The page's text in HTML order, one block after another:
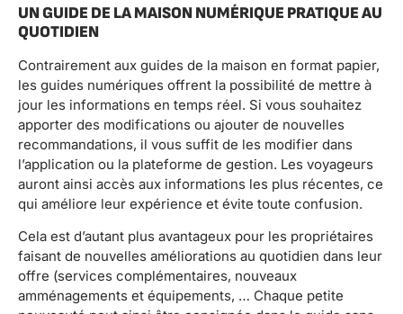
UN GUIDE DE LA MAISON NUMÉRIQUE PRATIQUE AU
QUOTIDIEN
Contrairement aux guides de la maison en format papier,
les guides numériques offrent la possibilité de mettre à
jour les informations en temps réel. Si vous souhaitez
apporter des modifications ou ajouter de nouvelles
recommandations, il vous suffit de les modifier dans
l’application ou la plateforme de gestion. Les voyageurs
auront ainsi accès aux informations les plus récentes, ce
qui améliore leur expérience et évite toute confusion.
Cela est d’autant plus avantageux pour les propriétaires
faisant de nouvelles améliorations au quotidien dans leur
offre (services complémentaires, nouveaux
amménagements et équipements, … Chaque petite